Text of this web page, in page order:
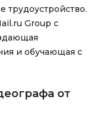
Group с
и обучающая с
от